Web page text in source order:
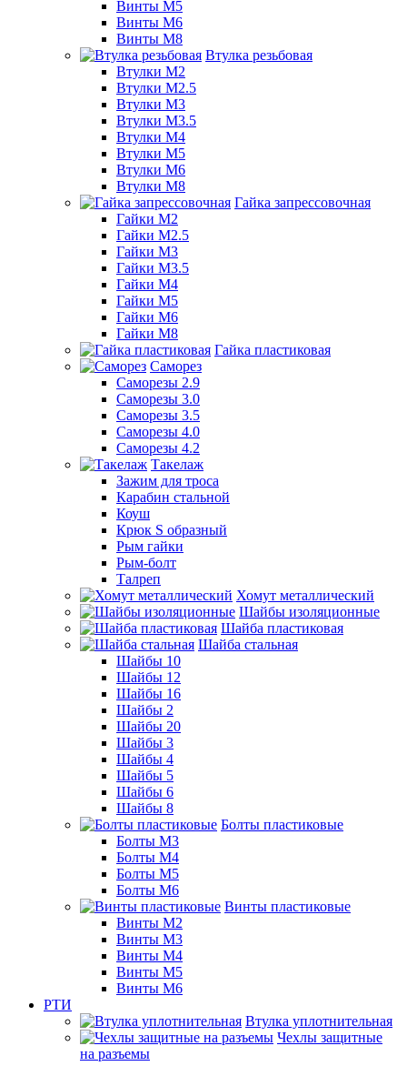
Винты М5
Винты М6
Винты М8
Втулка резьбовая
Втулки М2
Втулки М2.5
Втулки М3
Втулки М3.5
Втулки М4
Втулки М5
Втулки М6
Втулки М8
Гайка запрессовочная
Гайки М2
Гайки М2.5
Гайки М3
Гайки М3.5
Гайки М4
Гайки М5
Гайки М6
Гайки М8
Гайка пластиковая
Саморез
Саморезы 2.9
Саморезы 3.0
Саморезы 3.5
Саморезы 4.0
Саморезы 4.2
Такелаж
Зажим для троса
Карабин стальной
Коуш
Крюк S образный
Рым гайки
Рым-болт
Талреп
Хомут металлический
Шайбы изоляционные
Шайба пластиковая
Шайба стальная
Шайбы 10
Шайбы 12
Шайбы 16
Шайбы 2
Шайбы 20
Шайбы 3
Шайбы 4
Шайбы 5
Шайбы 6
Шайбы 8
Болты пластиковые
Болты М3
Болты М4
Болты М5
Болты М6
Винты пластиковые
Винты М2
Винты М3
Винты М4
Винты М5
Винты М6
РТИ
Втулка уплотнительная
Чехлы защитные
на разъемы